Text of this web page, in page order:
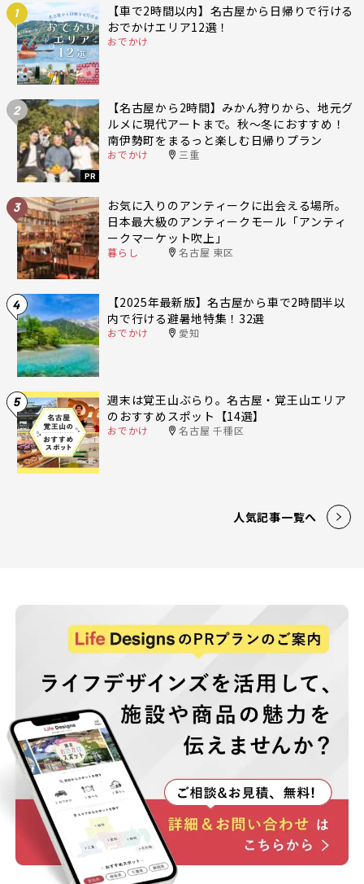
1
【車で2時間以内】名古屋から日帰りで行ける
おでかけエリア12選！
おでかけ
2
PR
【名古屋から2時間】みかん狩りから、地元グ
ルメに現代アートまで。秋〜冬におすすめ！
南伊勢町をまるっと楽しむ日帰りプラン
おでかけ 三重
3
お気に入りのアンティークに出会える場所。
日本最大級のアンティークモール「アンティ
ークマーケット吹上」
暮らし 名古屋 東区
4
【2025年最新版】名古屋から車で2時間半以
内で行ける避暑地特集！32選
おでかけ 愛知
5
週末は覚王山ぶらり。名古屋・覚王山エリア
のおすすめスポット【14選】
おでかけ 名古屋 千種区
人気記事一覧へ